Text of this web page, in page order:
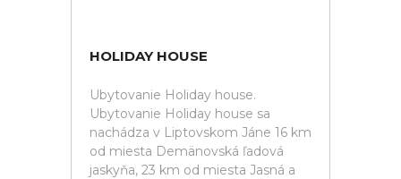
HOLIDAY HOUSE
Ubytovanie Holiday house.
Ubytovanie Holiday house sa
nachádza v Liptovskom Jáne 16 km
od miesta Demänovská ľadová
jaskyňa, 23 km od miesta Jasná a